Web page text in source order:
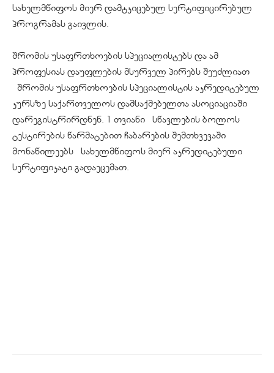
სახელმწიფოს მიერ დამტკიცებულ სერტიფიცირებულ
პროგრამას გაივლის.
შრომის უსაფრთხოების სპეციალისტებს და ამ
პროფესიას დაუფლების მსურველ პირებს შეუძლიათ
შრომის უსაფრთხოების სპეციალისტის აკრედიტებულ
კურსზე საქართველოს დამსაქმებელთა ასოციაციაში
დარეგისტრირდნენ. 1 თვიანი სწავლების ბოლოს
ტესტირების წარმატებით ჩაბარების შემთხვევაში
მონაწილეებს სახელმწიფოს მიერ აკრედიტებული
სერტიფიკატი გადაეცემათ.